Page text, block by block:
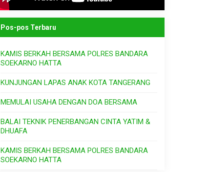
Pos-pos Terbaru
KAMIS BERKAH BERSAMA POLRES BANDARA
SOEKARNO HATTA
KUNJUNGAN LAPAS ANAK KOTA TANGERANG
MEMULAI USAHA DENGAN DOA BERSAMA
BALAI TEKNIK PENERBANGAN CINTA YATIM &
DHUAFA
KAMIS BERKAH BERSAMA POLRES BANDARA
SOEKARNO HATTA